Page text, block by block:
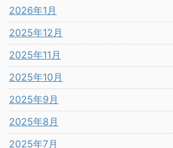
2026年1月
2025年12月
2025年11月
2025年10月
2025年9月
2025年8月
2025年7月